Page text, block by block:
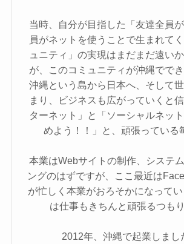
当時、自分が目指した「友達全員
員がネットを使うことで生まれて
ュニティ」の実現はまだまだ遠い
が、このコミュニティが沖縄ででき
沖縄という島から日本へ、そして
まり、ビジネスも広がっていくと
ターネット」と「ソーシャルネッ
めよう！！」と、頑張っている
本業はWebサイトの制作、システ
ングのはずですが、ここ最近は
が忙しく本業がおろそかになって
は仕事もきちんと頑張るつも
2012年、沖縄で起業しまし